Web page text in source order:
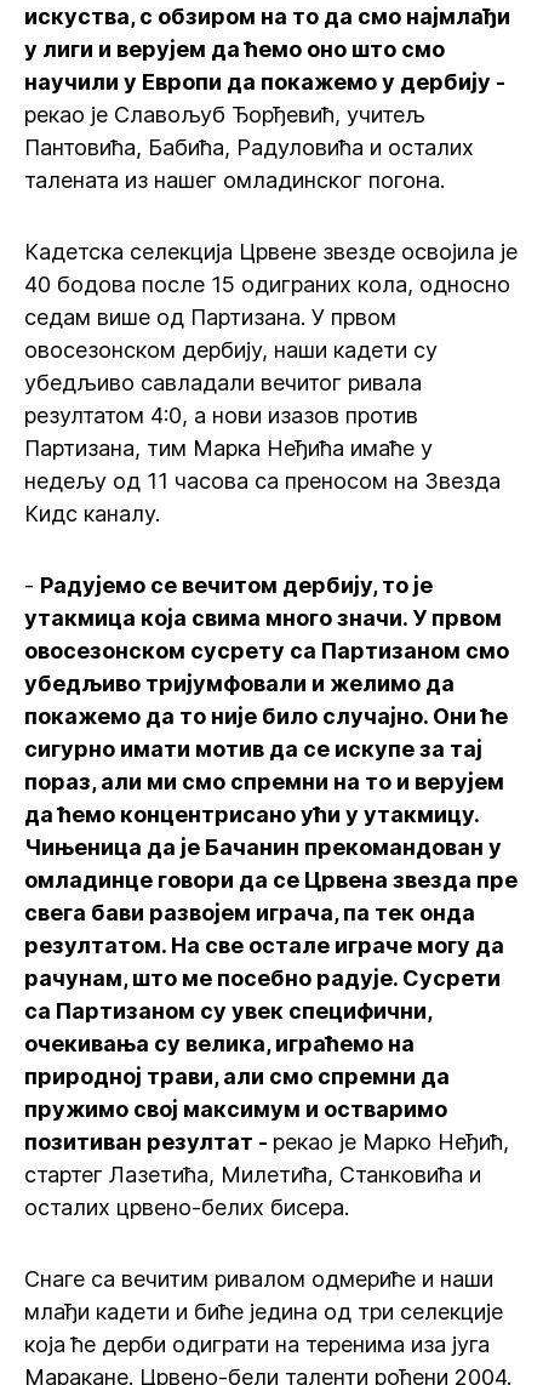
искуства, с обзиром на то да смо најмлађи
у лиги и верујем да ћемо оно што смо
научили у Европи да покажемо у дербију -
рекао је Славољуб Ђорђевић, учитељ
Пантовића, Бабића, Радуловића и осталих
талената из нашег омладинског погона.
Кадетска селекција Црвене звезде освојила је
40 бодова после 15 одиграних кола, односно
седам више од Партизана. У првом
овосезонском дербију, наши кадети су
убедљиво савладали вечитог ривала
резултатом 4:0, а нови изазов против
Партизана, тим Марка Неђића имаће у
недељу од 11 часова са преносом на Звезда
Кидс каналу.
- Радујемо се вечитом дербију, то је
утакмица која свима много значи. У првом
овосезонском сусрету са Партизаном смо
убедљиво тријумфовали и желимо да
покажемо да то није било случајно. Они ће
сигурно имати мотив да се искупе за тај
пораз, али ми смо спремни на то и верујем
да ћемо концентрисано ући у утакмицу.
Чињеница да је Бачанин прекомандован у
омладинце говори да се Црвена звезда пре
свега бави развојем играча, па тек онда
резултатом. На све остале играче могу да
рачунам, што ме посебно радује. Сусрети
са Партизаном су увек специфични,
очекивања су велика, играћемо на
природној трави, али смо спремни да
пружимо свој максимум и остваримо
позитиван резултат - рекао је Марко Неђић,
стартег Лазетића, Милетића, Станковића и
осталих црвено-белих бисера.
Снаге са вечитим ривалом одмериће и наши
млађи кадети и биће једина од три селекције
која ће дерби одиграти на теренима иза југа
Маракане. Црвено-бели таленти рођени 2004.